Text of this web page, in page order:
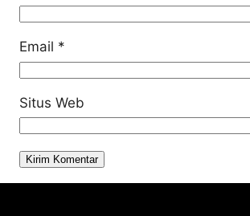
Email *
Situs Web